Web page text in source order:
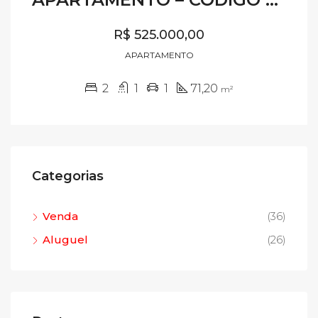
R$ 525.000,00
APARTAMENTO
2 1 1 71,20 m²
Categorias
Venda
(36)
Aluguel
(26)